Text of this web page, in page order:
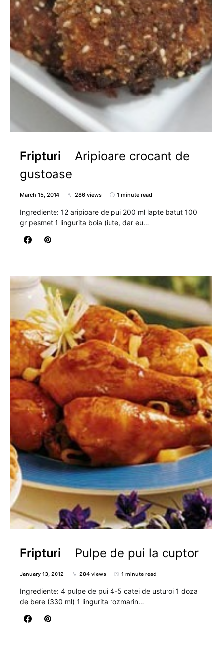
Fripturi
Aripioare crocant de
gustoase
March 15, 2014 286 views 1 minute read
Ingrediente: 12 aripioare de pui 200 ml lapte batut 100
gr pesmet 1 lingurita boia (iute, dar eu…
Fripturi Pulpe de pui la cuptor
January 13, 2012 284 views 1 minute read
Ingrediente: 4 pulpe de pui 4-5 catei de usturoi 1 doza
de bere (330 ml) 1 lingurita rozmarin…